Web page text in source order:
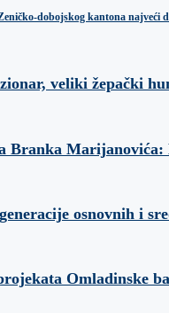
dobojskog kantona najveći
veliki žepački
Branka
osnovnih i
Omladinske